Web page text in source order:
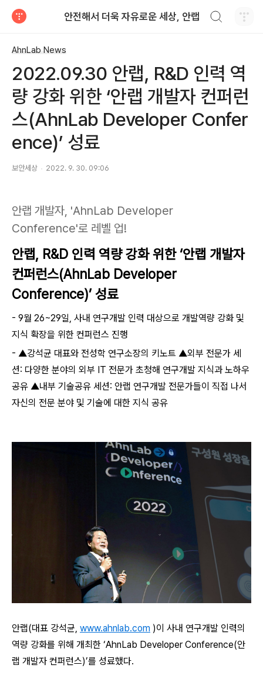
안전해서 더욱 자유로운 세상, 안랩
AhnLab News
2022.09.30 안랩, R&D 인력 역
량 강화 위한 ‘안랩 개발자 컨퍼런
스(AhnLab Developer Confer
ence)’ 성료
보안세상 2022. 9. 30. 09:06
안랩 개발자, 'AhnLab Developer
Conference'로 레벨 업!
안랩, R&D 인력 역량 강화 위한 ‘안랩 개발자
컨퍼런스(AhnLab Developer
Conference)’ 성료
- 9월 26~29일, 사내 연구개발 인력 대상으로 개발역량 강화 및
지식 확장을 위한 컨퍼런스 진행
- ▲강석균 대표와 전성학 연구소장의 키노트 ▲외부 전문가 세
션: 다양한 분야의 외부 IT 전문가 초청해 연구개발 지식과 노하우
공유 ▲내부 기술공유 세션: 안랩 연구개발 전문가들이 직접 나서
자신의 전문 분야 및 기술에 대한 지식 공유
안랩(대표 강석균, www.ahnlab.com )이 사내 연구개발 인력의
역량 강화를 위해 개최한 ‘AhnLab Developer Conference(안
랩 개발자 컨퍼런스)’를 성료했다.